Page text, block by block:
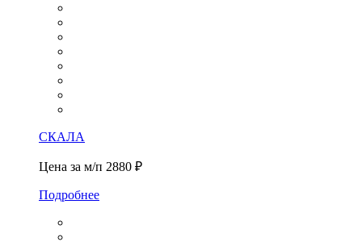
СКАЛА
Цена за м/п 2880 ₽
Подробнее